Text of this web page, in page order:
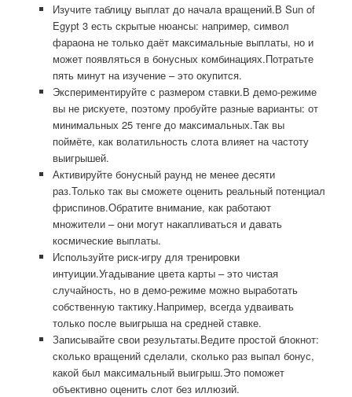
Изучите таблицу выплат до начала вращений.В Sun of
Egypt 3 есть скрытые нюансы: например, символ
фараона не только даёт максимальные выплаты, но и
может появляться в бонусных комбинациях.Потратьте
пять минут на изучение – это окупится.
Экспериментируйте с размером ставки.В демо-режиме
вы не рискуете, поэтому пробуйте разные варианты: от
минимальных 25 тенге до максимальных.Так вы
поймёте, как волатильность слота влияет на частоту
выигрышей.
Активируйте бонусный раунд не менее десяти
раз.Только так вы сможете оценить реальный потенциал
фриспинов.Обратите внимание, как работают
множители – они могут накапливаться и давать
космические выплаты.
Используйте риск-игру для тренировки
интуиции.Угадывание цвета карты – это чистая
случайность, но в демо-режиме можно выработать
собственную тактику.Например, всегда удваивать
только после выигрыша на средней ставке.
Записывайте свои результаты.Ведите простой блокнот:
сколько вращений сделали, сколько раз выпал бонус,
какой был максимальный выигрыш.Это поможет
объективно оценить слот без иллюзий.